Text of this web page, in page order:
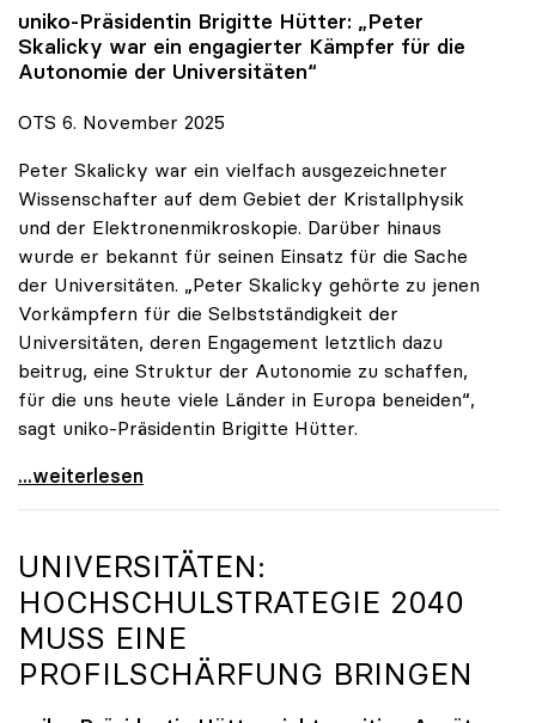
uniko-Präsidentin Brigitte Hütter: „Peter
Skalicky war ein engagierter Kämpfer für die
Autonomie der Universitäten“
OTS 6. November 2025
Peter Skalicky war ein vielfach ausgezeichneter
Wissenschafter auf dem Gebiet der Kristallphysik
und der Elektronenmikroskopie. Darüber hinaus
wurde er bekannt für seinen Einsatz für die Sache
der Universitäten. „Peter Skalicky gehörte zu jenen
Vorkämpfern für die Selbstständigkeit der
Universitäten, deren Engagement letztlich dazu
beitrug, eine Struktur der Autonomie zu schaffen,
für die uns heute viele Länder in Europa beneiden“,
sagt uniko-Präsidentin Brigitte Hütter.
uniko trauert um ehemaligen Präsidenten Peter
...weiterlesen
UNIVERSITÄTEN:
HOCHSCHULSTRATEGIE 2040
MUSS EINE
PROFILSCHÄRFUNG BRINGEN